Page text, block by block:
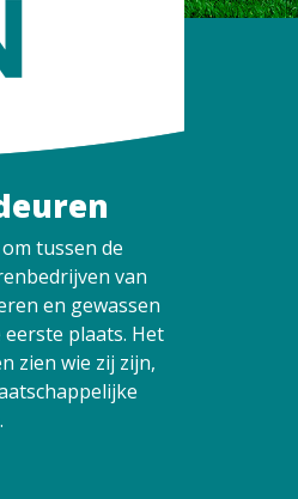
tussen de
van
en gewassen
plaats. Het
zien wie zij zijn,